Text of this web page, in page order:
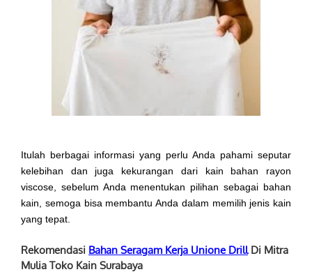
Itulah berbagai informasi yang perlu Anda pahami seputar
kelebihan dan juga kekurangan dari kain bahan rayon
viscose, sebelum Anda menentukan pilihan sebagai bahan
kain, semoga bisa membantu Anda dalam memilih jenis kain
yang tepat.
Rekomendasi Bahan Seragam Kerja Unione DrillDi Mitra
Mulia Toko Kain Surabaya